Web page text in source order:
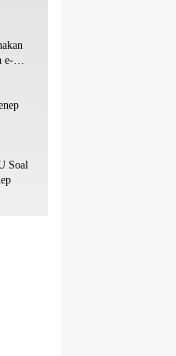
e-
Soal